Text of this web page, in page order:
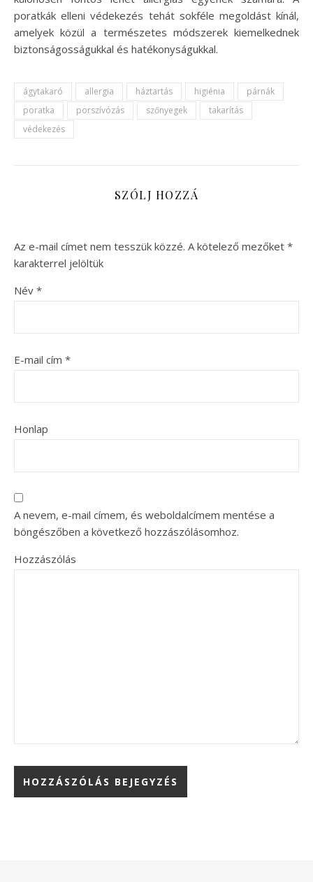
poratkák elleni védekezés tehát sokféle megoldást kínál,
amelyek közül a természetes módszerek kiemelkednek
biztonságosságukkal és hatékonyságukkal.
ágytakaró allergia háztartás higiénia
párnák
poratka
porszívózás szőnyegek
takarítás
védekezés
SZÓLJ HOZZÁ
Az e-mail címet nem tesszük közzé. A kötelező mezőket *
karakterrel jelöltük
Név *
E-mail cím *
Honlap
A nevem, e-mail címem, és weboldalcímem mentése a
böngészőben a következő hozzászólásomhoz.
Hozzászólás